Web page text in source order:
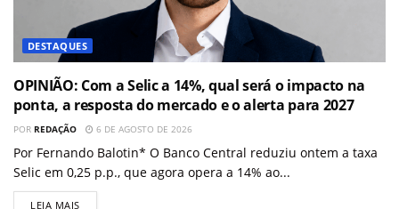
DESTAQUES
OPINIÃO: Com a Selic a 14%, qual será o impacto na
ponta, a resposta do mercado e o alerta para 2027
POR REDAÇÃO 6 DE AGOSTO DE 2026
Por Fernando Balotin* O Banco Central reduziu ontem a taxa
Selic em 0,25 p.p., que agora opera a 14% ao...
LEIA MAIS